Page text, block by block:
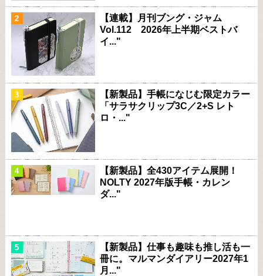
【連載】月刊ブング・ジャム
Vol.112 2026年上半期ベストバ
イ..."
【新製品】手帳になじむ限定カラー
「サラサクリップ3C／2+S レト
ロ・..."
【新製品】全430アイテム展開！
NOLTY 2027年版手帳・カレン
ダ..."
【新製品】仕事も趣味も推し活も一
冊に。マルマンダイアリー2027年1
月..."